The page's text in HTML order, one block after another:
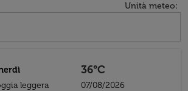
Unità meteo:
leggera
36°C
07/08/2026